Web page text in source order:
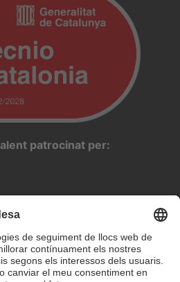
patrocinat per: